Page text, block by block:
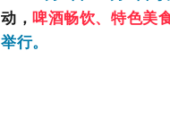
动，啤酒畅饮、特色美
举行。